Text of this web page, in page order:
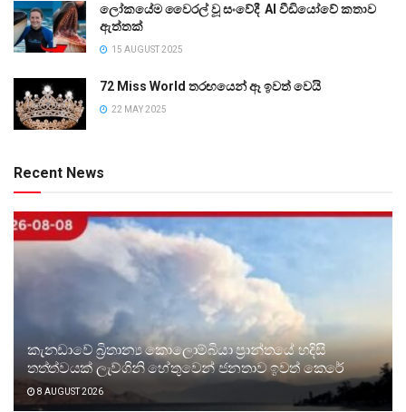
ලෝකයේම වෛරල් වූ සංවේදී AI වීඩියෝවේ කතාව
ඇත්තක්
15 AUGUST 2025
72 Miss World තරඟයෙන් ඈ ඉවත් වෙයි
22 MAY 2025
Recent News
කැනඩාවේ බ්‍රිතාන්‍ය කොලොම්බියා ප්‍රාන්තයේ හදිසි
තත්ත්වයක් ලැව්ගිනි හේතුවෙන් ජනතාව ඉවත් කෙරේ
8 AUGUST 2026